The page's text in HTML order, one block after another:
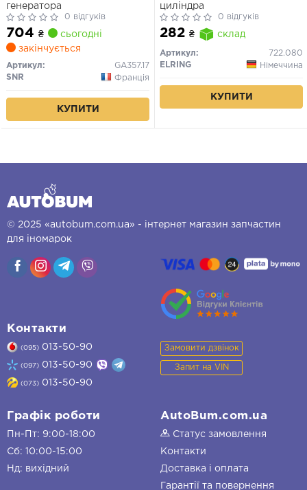
генератора
0 відгуків
704 ₴
сьогодні
закінчується
Артикул:
GA357.17
SNR
Франція
КУПИТИ
циліндра
0 відгуків
282 ₴ склад
Артикул:
722.080
ELRING
Німеччина
КУПИТИ
© 2025 «autobum.com.ua» - інтернет магазин запчастин
для іномарок
Контакти
(095) 013-50-90
(097) 013-50-90
(073) 013-50-90
Замовити дзвінок
Запит на VIN
Графік роботи
Пн-Пт: 9:00-18:00
Сб: 10:00-15:00
Нд: вихідний
AutoBum.com.ua
Статус замовлення
Контакти
Доставка і оплата
Гарантії та повернення